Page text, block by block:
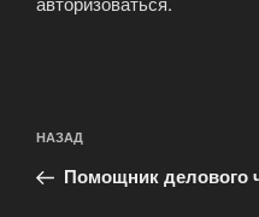
по
записям
Предыдущая
запись:
НАЗАД
Помощник делового